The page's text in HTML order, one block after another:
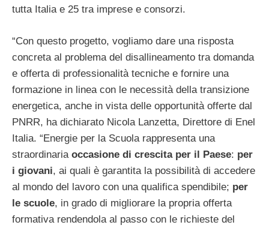
tutta Italia e 25 tra imprese e consorzi.
“Con questo progetto, vogliamo dare una risposta
concreta al problema del disallineamento tra domanda
e offerta di professionalità tecniche e fornire una
formazione in linea con le necessità della transizione
energetica, anche in vista delle opportunità offerte dal
PNRR, ha dichiarato Nicola Lanzetta, Direttore di Enel
Italia. “Energie per la Scuola rappresenta una
straordinaria occasione di crescita per il Paese: per
i giovani, ai quali è garantita la possibilità di accedere
al mondo del lavoro con una qualifica spendibile; per
le scuole, in grado di migliorare la propria offerta
formativa rendendola al passo con le richieste del